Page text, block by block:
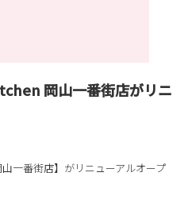
岡山一番街店がリニ
一番街店】がリニューアルオープ